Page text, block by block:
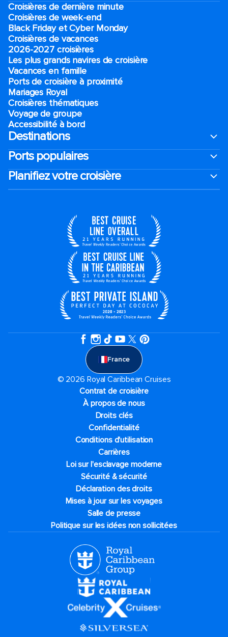
Croisières de dernière minute
Croisières de week-end
Black Friday et Cyber Monday
Croisières de vacances
2026-2027 croisières
Les plus grands navires de croisière
Vacances en famille
Ports de croisière à proximité
Mariages Royal
Croisières thématiques
Voyage de groupe​
Accessibilité à bord​
Destinations
Ports populaires
Planifiez votre croisière
France
© 2026 Royal Caribbean Cruises
Contrat de croisière
À propos de nous
Droits clés
Confidentialité
Conditions d'utilisation
Carrières
Loi sur l'esclavage moderne
Sécurité & sécurité
Déclaration des droits
Mises à jour sur les voyages
Salle de presse
Politique sur les idées non sollicitées